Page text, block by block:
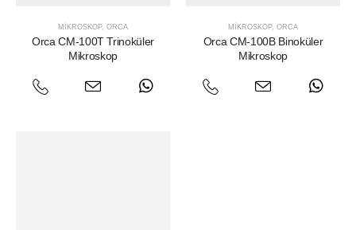
MIKROSKOP, ORCA
Orca CM-100T Trinoküler
Mikroskop
MIKROSKOP, ORCA
Orca CM-100B Binoküler
Mikroskop